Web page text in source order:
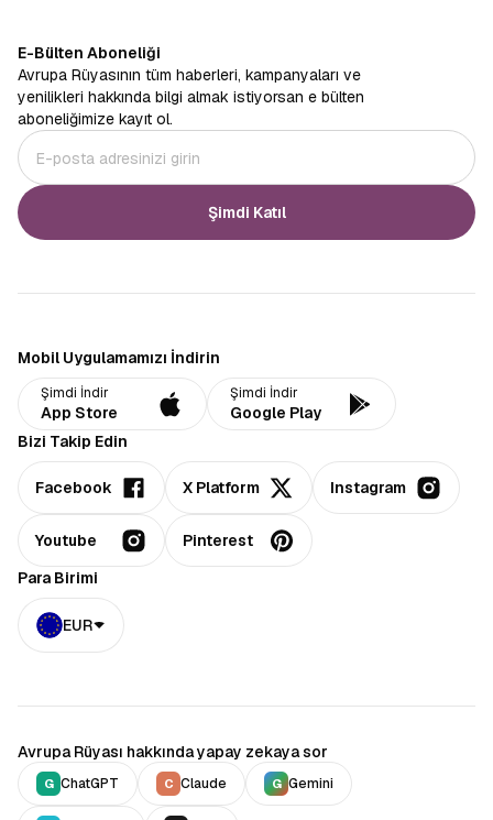
E-Bülten Aboneliği
Avrupa Rüyasının tüm haberleri, kampanyaları ve
yenilikleri hakkında bilgi almak istiyorsan e bülten
aboneliğimize kayıt ol.
Şimdi Katıl
Mobil Uygulamamızı İndirin
Şimdi İndir
App Store
Şimdi İndir
Google Play
Bizi Takip Edin
Facebook X Platform Instagram
Youtube
Pinterest
Para Birimi
EUR
Avrupa Rüyası hakkında yapay zekaya sor
G ChatGPT C Claude G Gemini